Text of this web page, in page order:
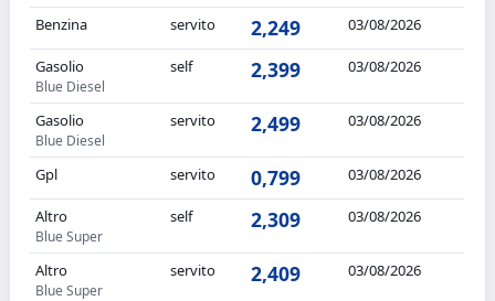
Benzina servito 2,249 03/08/2026
Gasolio
Blue Diesel
self 2,399 03/08/2026
Gasolio
Blue Diesel
servito 2,499 03/08/2026
Gpl servito 0,799 03/08/2026
Altro
Blue Super
self 2,309 03/08/2026
Altro
Blue Super
servito 2,409 03/08/2026